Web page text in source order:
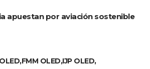
apuestan por aviación sostenible
FMM OLED IJP OLED